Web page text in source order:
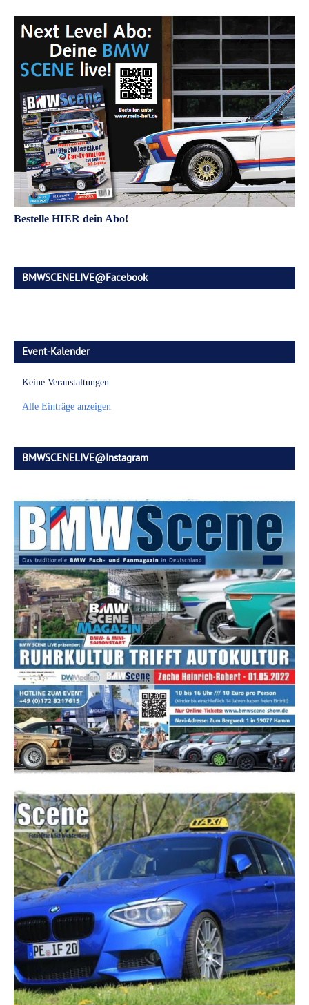
Bestelle HIER dein Abo!
BMWSCENELIVE@Facebook
Event-Kalender
Keine Veranstaltungen
Alle Einträge anzeigen
BMWSCENELIVE@Instagram